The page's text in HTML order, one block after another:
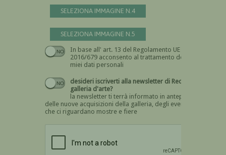
SELEZIONA IMMAGINE N.4
SELEZIONA IMMAGINE N.5
In base all' art. 13 del Regolamento UE n.
2016/679 acconsento al trattamento dei
miei dati personali
Devi dare il consenso
desideri iscriverti alla newsletter di Recta
galleria d'arte?
la newsletter ti terrà informato in anteprima
delle nuove acquisizioni della galleria, degli eventi
che ci riguardano mostre e fiere